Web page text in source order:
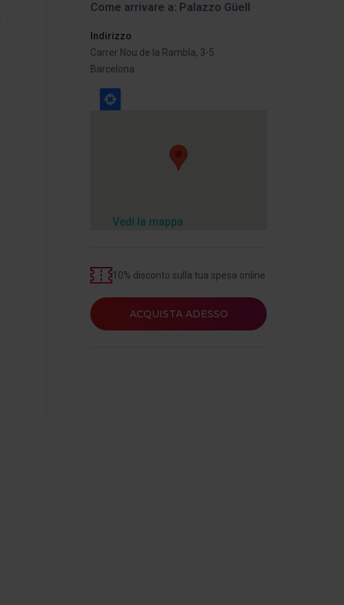
Come arrivare a: Palazzo Güell
Indirizzo
Carrer Nou de la Rambla, 3-5
Barcelona
Vedi la mappa
10% disconto sulla tua spesa online
ACQUISTA ADESSO